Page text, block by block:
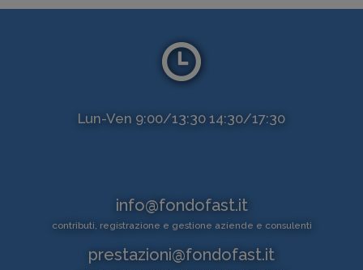
Lun-Ven 9:00/13:30 14:30/17:30
info@fondofast.it
contributi, registrazione e gestione aziende e consulenti
prestazioni@fondofast.it